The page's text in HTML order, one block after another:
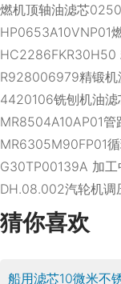
燃机顶轴油滤芯
HP0653A10VNP01
HC2286FKR30H50
R928006979精锻机
4420106铣刨机油
MR8504A10AP01
MR6305M90FP01
G30TP00139A 加
DH.08.002汽轮机调
猜你喜欢
船用滤芯10微米不